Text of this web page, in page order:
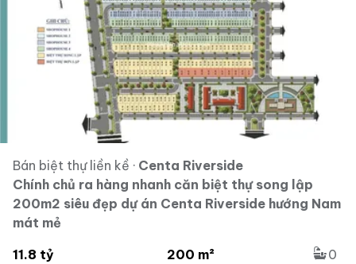
Bán biệt thự liền kề · Centa Riverside
Chính chủ ra hàng nhanh căn biệt thự song lập
200m2 siêu đẹp dự án Centa Riverside hướng Nam
mát mẻ
11.8 tỷ
200 m²
0